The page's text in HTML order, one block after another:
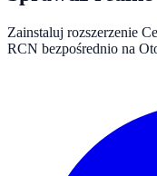
Zainstaluj rozszerzenie
RCN bezpośrednio na